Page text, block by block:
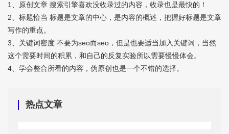
1、原创文章 搜索引擎喜欢没收录过的内容，收录也是最快的！
2、标题恰当 标题是文章的中心，是内容的概述，把握好标题是文章
写作的重点。
3、关键词密度 不要为seo而seo，但是也要适当加入关键词，当然
这个需要时间的积累，和自己的反复实验所以需要慢慢体会。
4、学会整合所看的内容，伪原创也是一个不错的选择。
热点文章